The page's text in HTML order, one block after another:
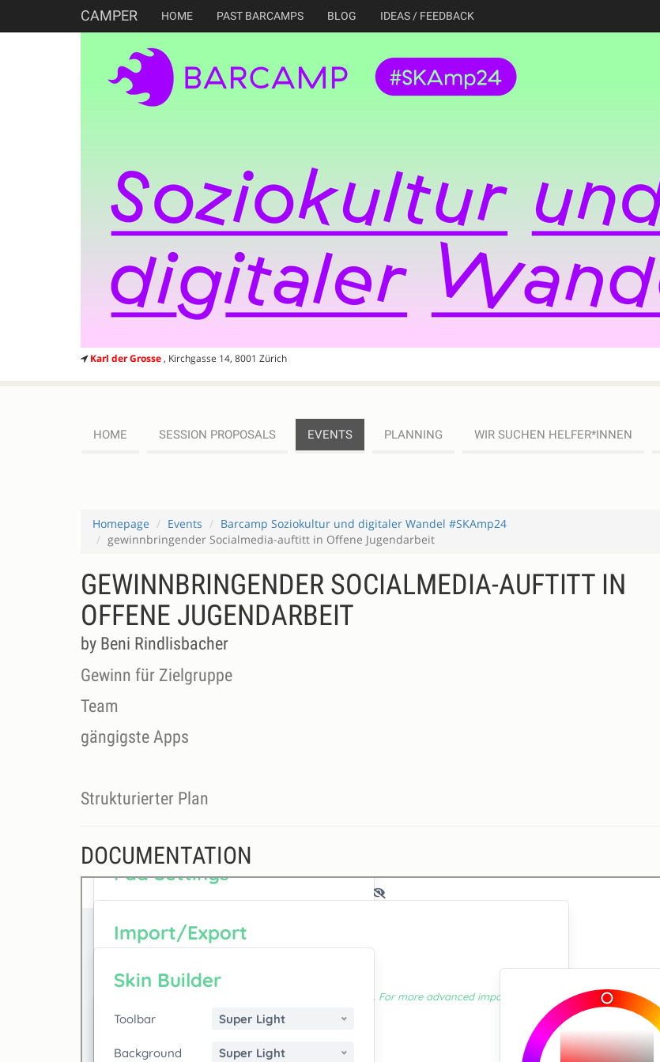
CAMPER HOME PAST BARCAMPS BLOG IDEAS / FEEDBACK
Karl der Grosse, Kirchgasse 14, 8001 Zürich
HOME SESSION PROPOSALS EVENTS PLANNING WIR SUCHEN HELFER*INNEN
Homepage Events
Barcamp Soziokultur und digitaler Wandel #SKAmp24
gewinnbringender Socialmedia-auftitt in Offene Jugendarbeit
GEWINNBRINGENDER SOCIALMEDIA-AUFTITT IN
OFFENE JUGENDARBEIT
by Beni Rindlisbacher
Gewinn für Zielgruppe
Team
gängigste Apps
Strukturierter Plan
DOCUMENTATION